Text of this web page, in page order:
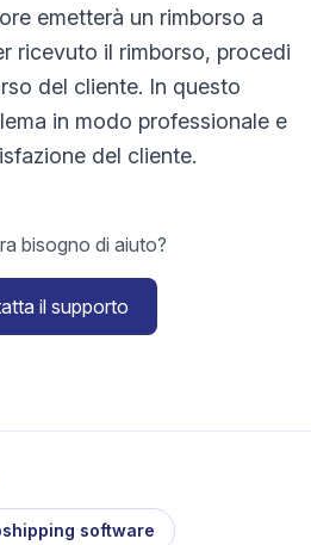
emetterà un rimborso a
ricevuto il rimborso, procedi
del cliente. In questo
in modo professionale e
del cliente.
bisogno di aiuto?
il supporto
software